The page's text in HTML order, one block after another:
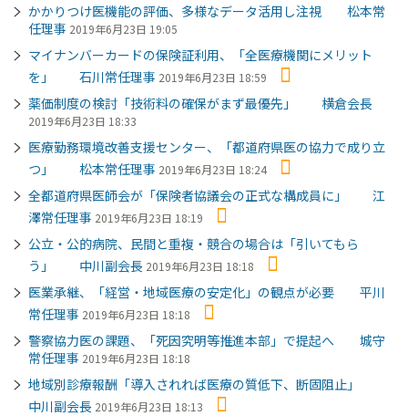
かかりつけ医機能の評価、多様なデータ活用し注視 松本常
任理事 2019年6月23日 19:05
マイナンバーカードの保険証利用、「全医療機関にメリット
を」 石川常任理事 2019年6月23日 18:59
薬価制度の検討「技術料の確保がまず最優先」 横倉会長
2019年6月23日 18:33
医療勤務環境改善支援センター、「都道府県医の協力で成り立
つ」 松本常任理事 2019年6月23日 18:24
全都道府県医師会が「保険者協議会の正式な構成員に」 江
澤常任理事 2019年6月23日 18:19
公立・公的病院、民間と重複・競合の場合は「引いてもら
う」 中川副会長 2019年6月23日 18:18
医業承継、「経営・地域医療の安定化」の観点が必要 平川
常任理事 2019年6月23日 18:18
警察協力医の課題、「死因究明等推進本部」で提起へ 城守
常任理事 2019年6月23日 18:18
地域別診療報酬「導入されれば医療の質低下、断固阻止」
中川副会長 2019年6月23日 18:13